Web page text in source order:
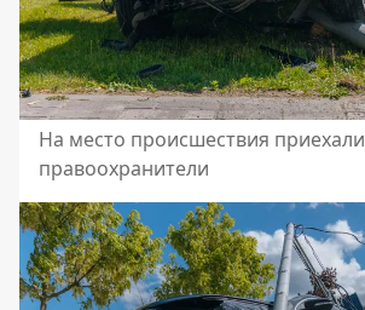
На место происшествия приехали
правоохранители